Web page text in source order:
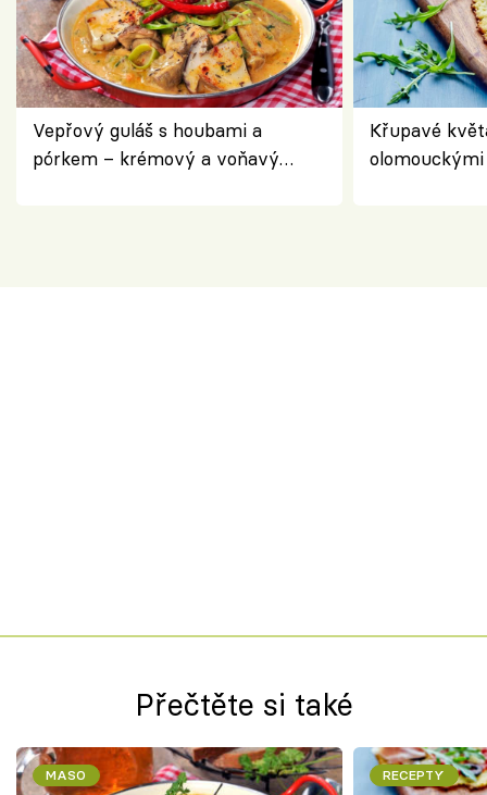
Vepřový guláš s houbami a
pórkem – krémový a voňavý
Křupavé
Přečtěte si také
MASO RECEPTY